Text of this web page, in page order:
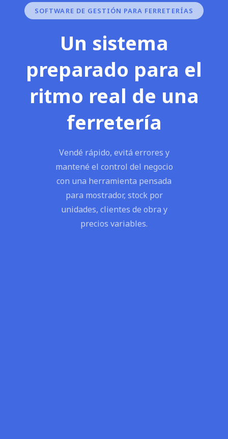
SOFTWARE DE GESTIÓN PARA FERRETERÍAS
Un sistema
preparado para el
ritmo real de una
ferretería
Vendé rápido, evitá errores y
mantené el control del negocio
con una herramienta pensada
para mostrador, stock por
unidades, clientes de obra y
precios variables.